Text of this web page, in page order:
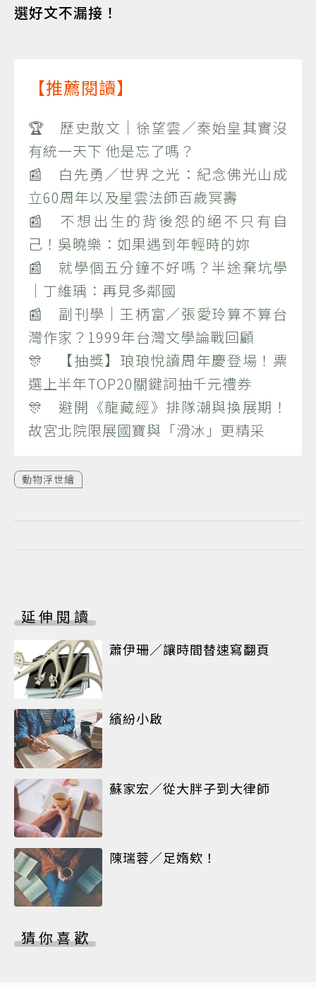
選好文不漏接！
【推薦閱讀】
🏆 歷史散文｜徐望雲／秦始皇其實沒
有統一天下 他是忘了嗎？
📰 白先勇／世界之光：紀念佛光山成
立60周年以及星雲法師百歲冥壽
📰 不想出生的背後怨的絕不只有自
己！吳曉樂：如果遇到年輕時的妳
📰 就學個五分鐘不好嗎？半途棄坑學
｜丁維瑀：再見多鄰國
📰 副刊學｜王柄富／張愛玲算不算台
灣作家？1999年台灣文學論戰回顧
🎊 【抽獎】琅琅悅讀周年慶登場！票
選上半年TOP20關鍵詞抽千元禮券
🎊 避開《龍藏經》排隊潮與換展期！
故宮北院限展國寶與「滑冰」更精采
動物浮世繪
延伸閱讀
蕭伊珊／讓時間替速寫翻頁
繽紛小啟
蘇家宏／從大胖子到大律師
陳瑞蓉／足媠欸！
猜你喜歡